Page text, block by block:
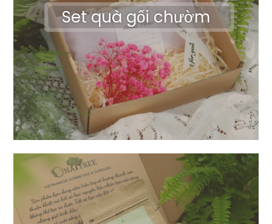
Set quà gối chườm